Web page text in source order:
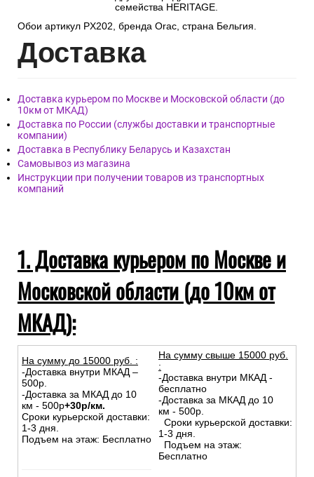
семейства HERITAGE.
Обои артикул PX202, бренда Orac, страна Бельгия.
Доставка
Доставка курьером по Москве и Московской области (до
10км от МКАД)
Доставка по России (службы доставки и транспортные
компании)
Доставка в Республику Беларусь и Казахстан
Самовывоз из магазина
Инструкции при получении товаров из транспортных
компаний
1. Доставка курьером по Москве и
Московской области (до 10км от
МКАД):
На сумму до 15000 руб. :
-Доставка внутри МКАД –
500р.
-Доставка за МКАД до 10
км - 500р+30р/км.
Сроки курьерской доставки:
1-3 дня.
Подъем на этаж: Бесплатно
На сумму свыше 15000 руб.
:
-Доставка внутри МКАД -
бесплатно
-Доставка за МКАД до 10
км - 500р.
Сроки курьерской доставки:
1-3 дня.
Подъем на этаж:
Бесплатно